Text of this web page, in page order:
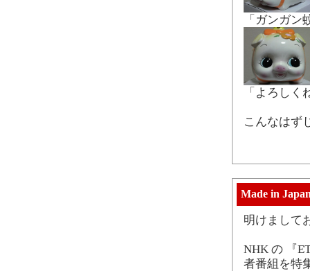
「ガンガン
「よろしく
こんなはず
Made in
明けまして
NHK の 『
者番組を特